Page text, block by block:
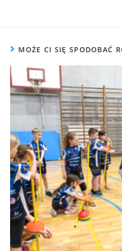
MOŻE CI SIĘ SPODOBAĆ